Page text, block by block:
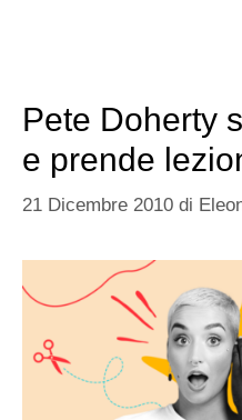
Pete Doherty
e prende
21 Dicembre 2010 di